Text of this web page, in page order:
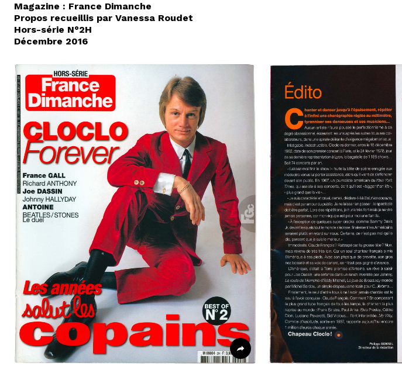
Magazine : France Dimanche
Propos recueillis par Vanessa Roudet
Hors-série N°2H
Décembre 2016